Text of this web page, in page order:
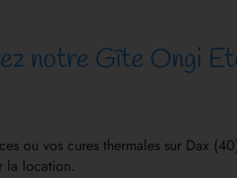
notre Gîte Ongi
ou vos cures thermales sur Dax
la location.